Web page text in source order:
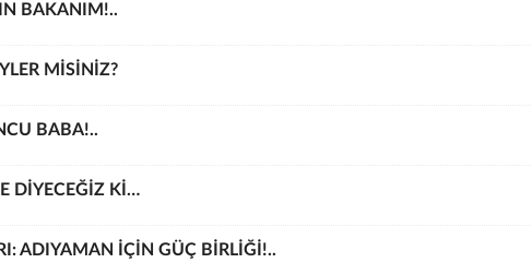
BAKANIM!..
MİSİNİZ?
BABA!..
DİYECEĞİZ Kİ…
ADIYAMAN İÇİN GÜÇ BİRLİĞİ!..